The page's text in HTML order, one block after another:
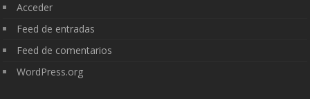
Acceder
Feed de entradas
Feed de comentarios
WordPress.org